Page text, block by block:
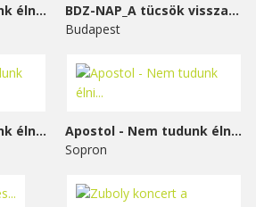
Apostol - Nem tudunk élni...
BDZ-NAP_A tücsök visszavág
Budapest
Apostol - Nem tudunk élni...
Apostol - Nem tudunk élni...
Sopron